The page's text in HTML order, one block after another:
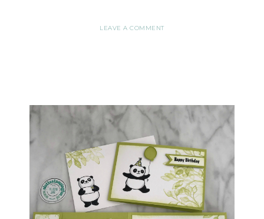
LEAVE A COMMENT